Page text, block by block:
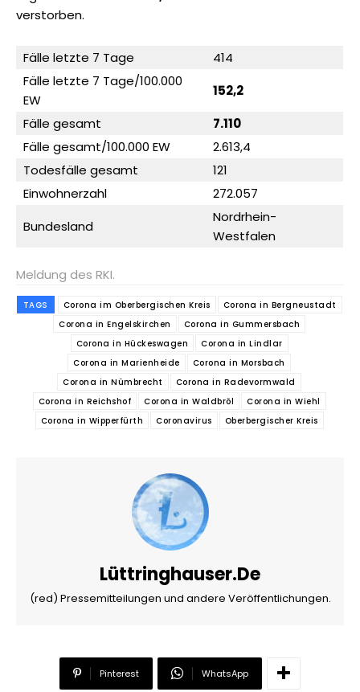
verstorben.
Fälle letzte 7 Tage
414
Fälle letzte 7 Tage/100.000
EW
152,2
Fälle gesamt
7.110
Fälle gesamt/100.000 EW
2.613,4
Todesfälle gesamt
121
Einwohnerzahl
272.057
Bundesland
Nordrhein-
Westfalen
Meldung des RKI.
TAGS Corona im Oberbergischen Kreis
Corona in Bergneustadt
Corona in Engelskirchen
Corona in Gummersbach
Corona in Hückeswagen
Corona in Lindlar
Corona in Marienheide
Corona in Morsbach
Corona in Nümbrecht
Corona in Radevormwald
Corona in Reichshof
Corona in Waldbröl
Corona in Wiehl
Corona in Wipperfürth
Coronavirus Oberbergischer Kreis
Lüttringhauser.de
(red) Pressemitteilungen und andere Veröffentlichungen.
Pinterest WhatsApp